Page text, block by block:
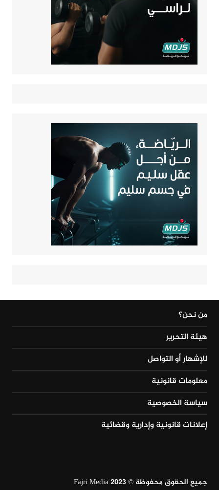
من نحن؟
هيئة التحرير
للإشهار أو التواصل
معلومات قانونية
سياسة الخصوصية
إعلانات قانونية وإدارية وقضائية
جميع الحقوق محفوظة © Fajri Media 2023